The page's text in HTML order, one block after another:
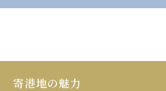
寄港地の魅力